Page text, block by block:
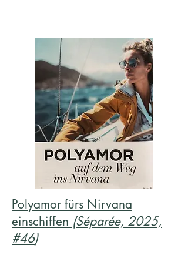
Polyamor fürs Nirvana
einschiffen (Séparée, 2025,
#46)